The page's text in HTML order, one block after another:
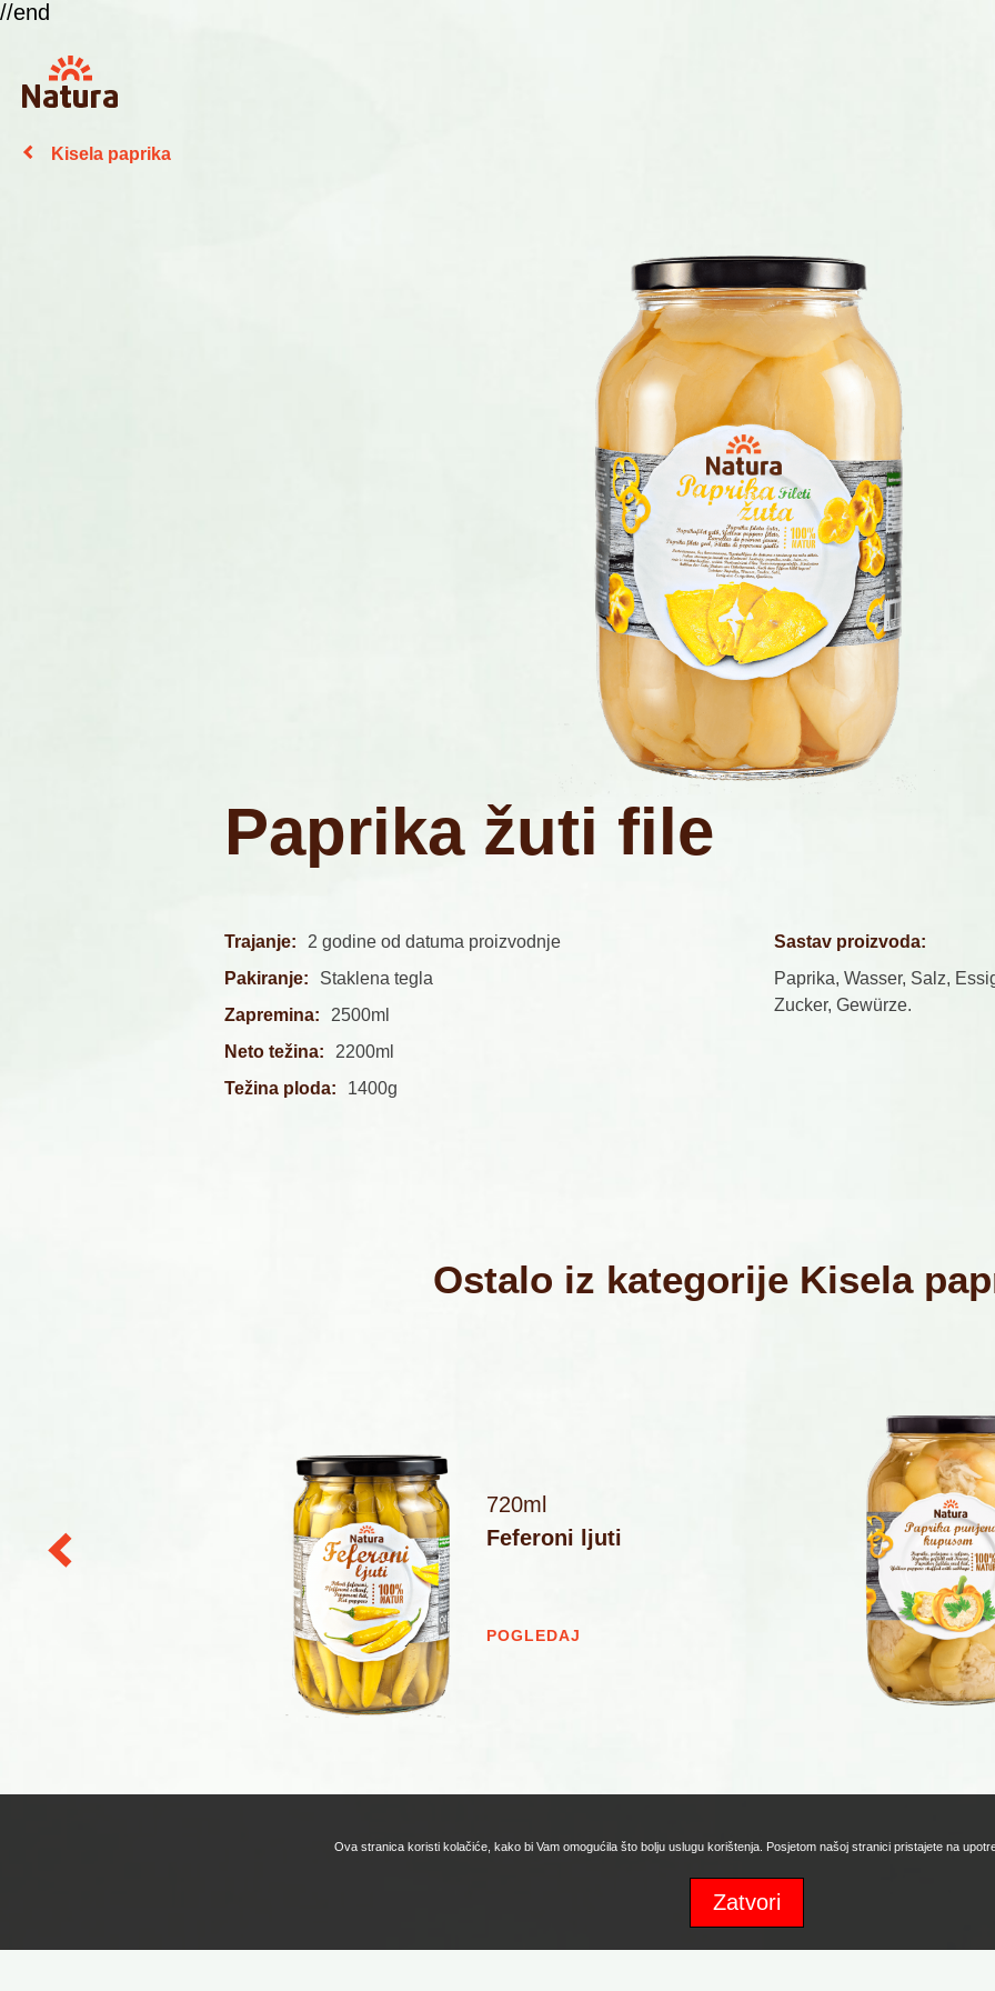
//end
Ova stranica koristi kolačiće, kako bi Vam omogućila što bolju uslugu korištenja. Posjetom našoj stranici pristajete na
Zatvori
Kisela paprika
Paprika žuti file
Trajanje:
2 godine od datuma proizvodnje
Pakiranje:
Staklena tegla
Zapremina:
2500ml
Neto težina:
2200ml
Težina ploda:
1400g
Sastav proizvoda:
Paprika, Wasser, Salz,
Zucker, Gewürze.
Ostalo iz kategorije Kisela
720ml
Feferoni ljuti
POGLEDAJ